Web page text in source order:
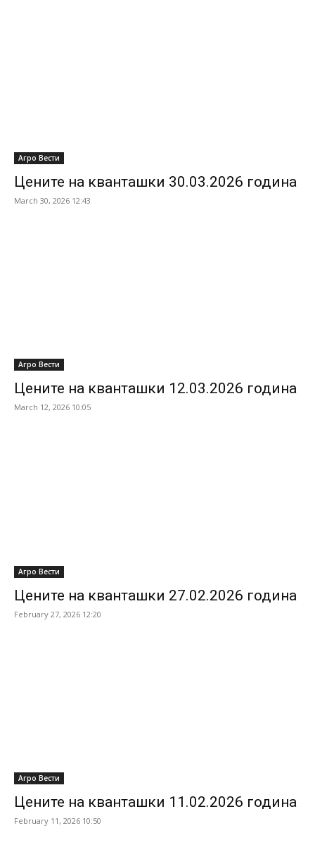
Агро Вести
Цените на кванташки 30.03.2026 година
March 30, 2026 12:43
Агро Вести
Цените на кванташки 12.03.2026 година
March 12, 2026 10:05
Агро Вести
Цените на кванташки 27.02.2026 година
February 27, 2026 12:20
Агро Вести
Цените на кванташки 11.02.2026 година
February 11, 2026 10:50